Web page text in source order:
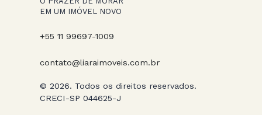
EM UM IMÓVEL NOVO
+55 11 99697-1009
contato@liaraimoveis.com.br
© 2026. Todos os direitos reservados.
CRECI-SP 044625-J